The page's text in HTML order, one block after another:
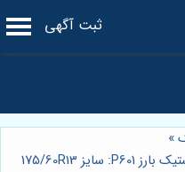
ثبت آگهی
»
راهنمای جامع ⭐️ راهنمای جامع خرید لاستیک بارز P601: سایز 175/60R13